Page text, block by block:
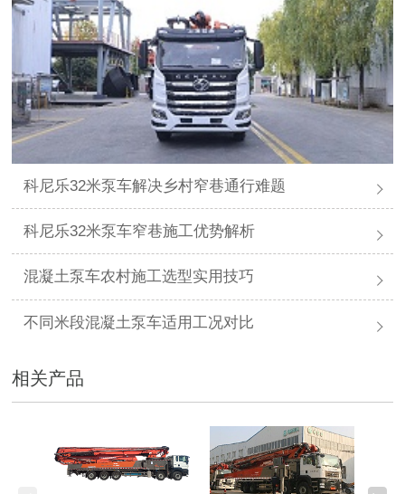
科尼乐32米泵车解决乡村窄巷通行难题
科尼乐32米泵车窄巷施工优势解析
混凝土泵车农村施工选型实用技巧
不同米段混凝土泵车适用工况对比
相关产品